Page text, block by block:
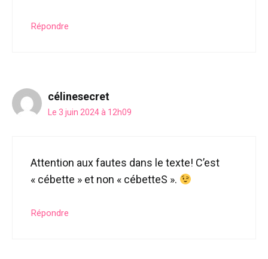
Répondre
célinesecret
Le 3 juin 2024 à 12h09
Attention aux fautes dans le texte! C’est
« cébette » et non « cébetteS ».
Répondre